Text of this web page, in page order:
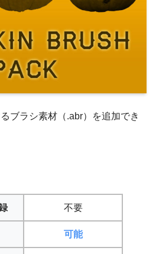
ブラシ素材（.abr）を追加でき
不要
可能